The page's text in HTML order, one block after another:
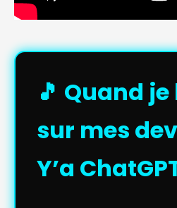
🎵 Quand
sur mes
Y’a